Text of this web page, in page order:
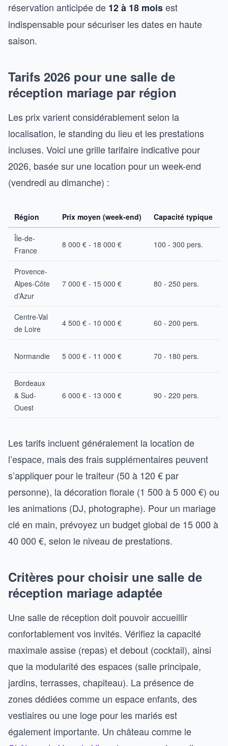
réservation anticipée de 12 à 18 moisest
indispensable pour sécuriser les dates en haute
saison.
Tarifs 2026 pour une salle de
réception mariage par région
Les prix varient considérablement selon la
localisation, le standing du lieu et les prestations
incluses. Voici une grille tarifaire indicative pour
2026, basée sur une location pour un week-end
(vendredi au dimanche) :
Région Prix moyen (week-end) Capacité typique
Île-de-
France
8 000 € - 18 000 € 100 - 300 pers.
Provence-
Alpes-Côte
d’Azur
7 000 € - 15 000 € 80 - 250 pers.
Centre-Val
de Loire
4 500 € - 10 000 € 60 - 200 pers.
Normandie 5 000 € - 11 000 € 70 - 180 pers.
Bordeaux
& Sud-
Ouest
6 000 € - 13 000 € 90 - 220 pers.
Les tarifs incluent généralement la location de
l’espace, mais des frais supplémentaires peuvent
s’appliquer pour le traiteur (50 à 120 € par
personne), la décoration florale (1 500 à 5 000 €) ou
les animations (DJ, photographe). Pour un mariage
clé en main, prévoyez un budget global de 15 000 à
40 000 €, selon le niveau de prestations.
Critères pour choisir une salle de
réception mariage adaptée
Une salle de réception doit pouvoir accueillir
confortablement vos invités. Vérifiez la capacité
maximale assise (repas) et debout (cocktail), ainsi
que la modularité des espaces (salle principale,
jardins, terrasses, chapiteau). La présence de
zones dédiées comme un espace enfants, des
vestiaires ou une loge pour les mariés est
également importante. Un château comme le